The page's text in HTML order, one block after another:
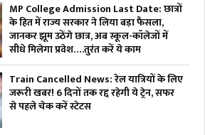
MP College Admission Last Date: छात्रों
के हित में राज्य सरकार ने लिया बड़ा फैसला,
जानकर झूम उठेंगे छात्र, अब स्कूल-कॉलेजों में
सीधे मिलेगा प्रवेश….तुरंत करें ये काम
Train Cancelled News: रेल यात्रियों के लिए
जरूरी खबर! 6 दिनों तक रद्द रहेगी ये ट्रेन, सफर
से पहले चेक करें स्टेटस